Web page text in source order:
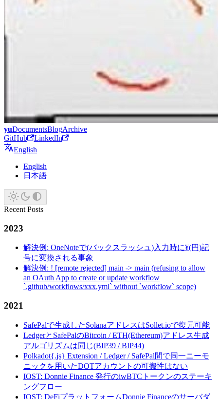
yuDocumentsBlogArchive
GitHub
LinkedIn
English
English
日本語
Recent Posts
2023
解決例: OneNoteで(バックスラッシュ)入力時に¥(円)記
号に変換される事象
解決例: ! [remote rejected] main -> main (refusing to allow
an OAuth App to create or update workflow
`.github/workflows/xxx.yml` without `workflow` scope)
2021
SafePalで生成したSolanaアドレスはSollet.ioで復元可能
LedgerとSafePalのBitcoin / ETH(Ethereum)アドレス生成
アルゴリズムは同じ(BIP39 / BIP44)
Polkadot{.js} Extension / Ledger / SafePal間で同一ニーモ
ニックを用いたDOTアカウントの可搬性はない
IOST: Donnie Finance 発行のiwBTCトークンのステーキ
ングフロー
IOST: DeFiプラットフォームDonnie Financeのサーバダ